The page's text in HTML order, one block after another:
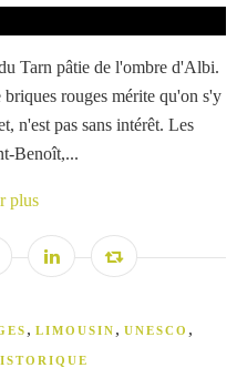
Tarn pâtie de l'ombre d'Albi.
rouges mérite qu'on s'y
n'est pas sans intérêt. Les
Benoît,...
plus
, LIMOUSIN , UNESCO ,